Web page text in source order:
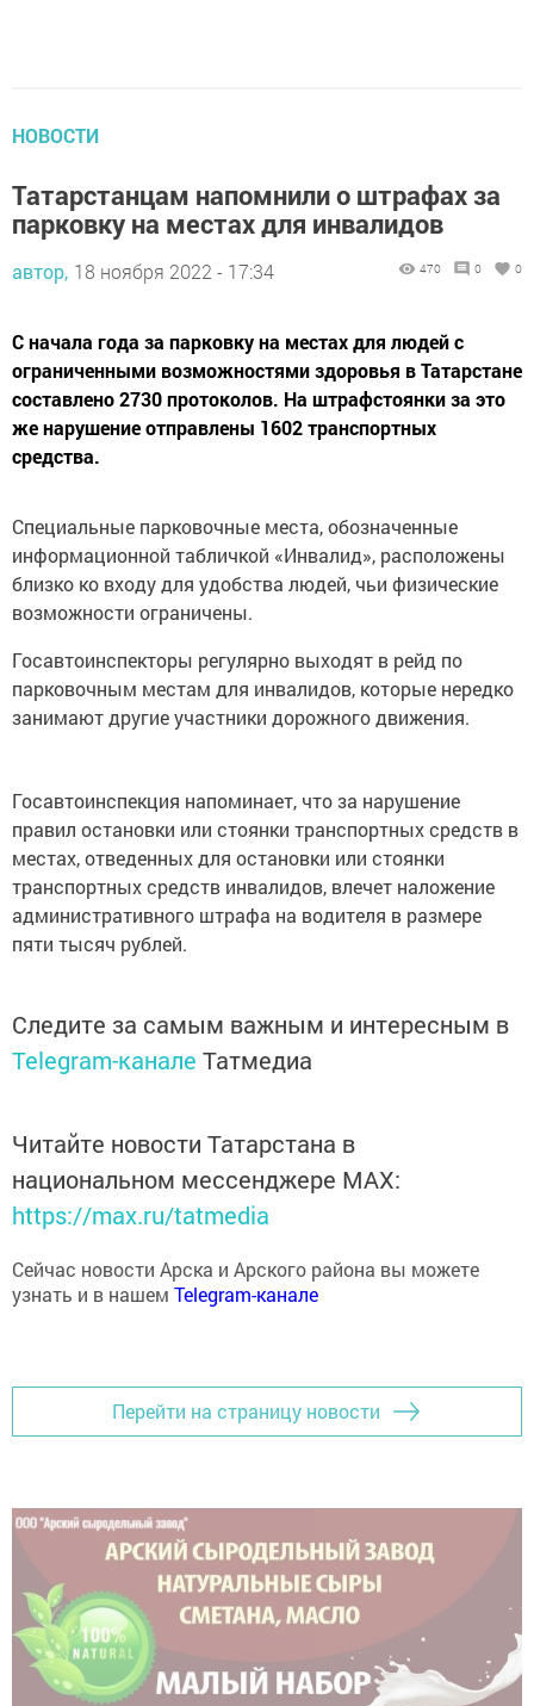
НОВОСТИ
Татарстанцам напомнили о штрафах за
парковку на местах для инвалидов
автор, 18 ноября 2022 - 17:34 470 0 0
С начала года за парковку на местах для людей с
ограниченными возможностями здоровья в Татарстане
составлено 2730 протоколов. На штрафстоянки за это
же нарушение отправлены 1602 транспортных
средства.
Специальные парковочные места, обозначенные
информационной табличкой «Инвалид», расположены
близко ко входу для удобства людей, чьи физические
возможности ограничены.
Госавтоинспекторы регулярно выходят в рейд по
парковочным местам для инвалидов, которые нередко
занимают другие участники дорожного движения.
Госавтоинспекция напоминает, что за нарушение
правил остановки или стоянки транспортных средств в
местах, отведенных для остановки или стоянки
транспортных средств инвалидов, влечет наложение
административного штрафа на водителя в размере
пяти тысяч рублей.
Следите за самым важным и интересным в
Telegram-канале Татмедиа
Читайте новости Татарстана в
национальном мессенджере MАХ:
https://max.ru/tatmedia
Сейчас новости Арска и Арского района вы можете
узнать и в нашем Telegram-канале
Перейти на страницу новости